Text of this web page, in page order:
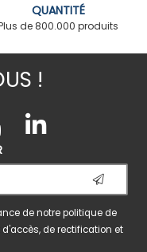
QUANTITÉ
de 800.000 produits
!
de notrepolitique de
de rectification et